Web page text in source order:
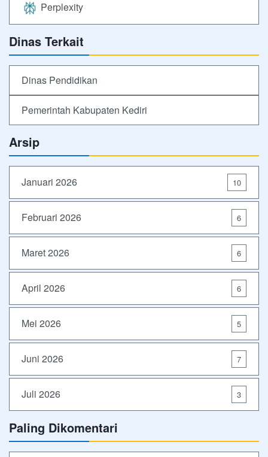
Perplexity
Dinas Terkait
Dinas Pendidikan
Pemerintah Kabupaten Kediri
Arsip
Januari 2026 10
Februari 2026 6
Maret 2026 6
April 2026 6
Mei 2026 5
Juni 2026 7
Juli 2026 3
Paling Dikomentari